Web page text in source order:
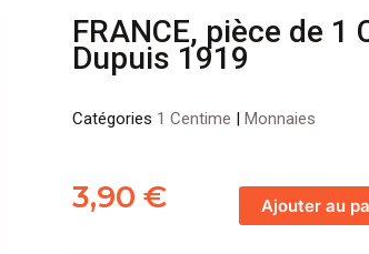
FRANCE, pièce de 1
Dupuis 1919
Catégories 1 Centime | Monnaies
3,90 €
de
FRANCE,Ajouter au